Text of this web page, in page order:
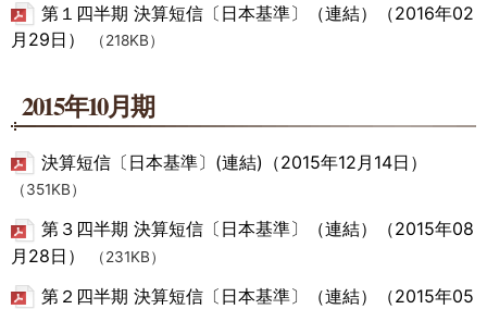
第１四半期 決算短信〔日本基準〕（連結）（2016年02
月29日）
（218KB）
2015年10月期
決算短信〔日本基準〕(連結)（2015年12月14日）
（351KB）
第３四半期 決算短信〔日本基準〕（連結）（2015年08
月28日）
（231KB）
第２四半期 決算短信〔日本基準〕（連結）（2015年05